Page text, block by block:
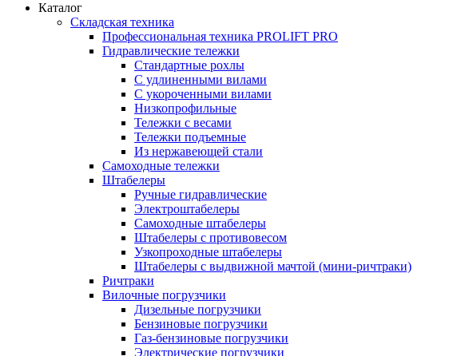
Каталог
Складская техника
Профессиональная техника PROLIFT PRO
Гидравлические тележки
Стандартные рохлы
С удлиненными вилами
С укороченными вилами
Низкопрофильные
Тележки с весами
Тележки подъемные
Из нержавеющей стали
Самоходные тележки
Штабелеры
Ручные гидравлические
Электроштабелеры
Самоходные штабелеры
Штабелеры с противовесом
Узкопроходные штабелеры
Штабелеры с выдвижной мачтой (мини-ричтраки)
Ричтраки
Вилочные погрузчики
Дизельные погрузчики
Бензиновые погрузчики
Газ-бензиновые погрузчики
Электрические погрузчики